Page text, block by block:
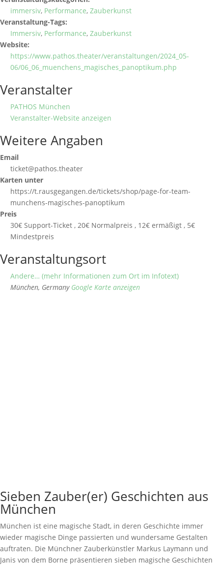
immersiv, Performance, Zauberkunst
Veranstaltung-Tags:
Immersiv, Performance, Zauberkunst
Website:
https://www.pathos.theater/veranstaltungen/2024_05-
06/06_06_muenchens_magisches_panoptikum.php
Veranstalter
PATHOS München
Veranstalter-Website anzeigen
Weitere Angaben
Email
ticket@pathos.theater
Karten unter
https://t.rausgegangen.de/tickets/shop/page-for-team-
munchens-magisches-panoptikum
Preis
30€ Support-Ticket , 20€ Normalpreis , 12€ ermäßigt , 5€
Mindestpreis
Veranstaltungsort
Andere… (mehr Informationen zum Ort im Infotext)
München, Germany Google Karte anzeigen
Sieben Zauber(er) Geschichten aus
München
München ist eine magische Stadt, in deren Geschichte immer
wieder magische Dinge passierten und wundersame Gestalten
auftraten. Die Münchner Zauberkünstler Markus Laymann und
Janis von dem Borne präsentieren sieben magische Geschichten